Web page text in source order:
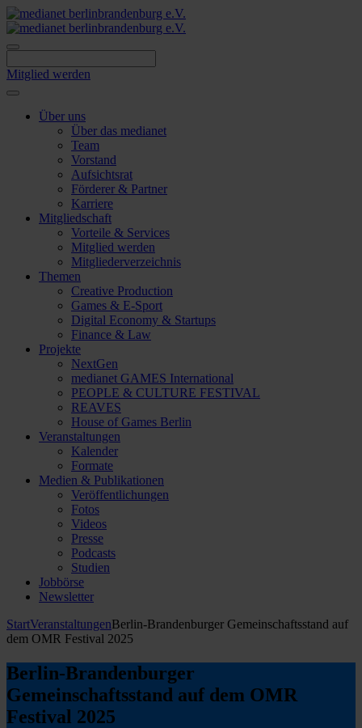
Skip
to
content
Mitglied werden
Über uns
Über das medianet
Team
Vorstand
Aufsichtsrat
Förderer & Partner
Karriere
Mitgliedschaft
Vorteile & Services
Mitglied werden
Mitgliederverzeichnis
Themen
Creative Production
Games & E-Sport
Digital Economy & Startups
Finance & Law
Projekte
NextGen
medianet GAMES International
PEOPLE & CULTURE FESTIVAL
REAVES
House of Games Berlin
Veranstaltungen
Kalender
Formate
Medien & Publikationen
Veröffentlichungen
Fotos
Videos
Presse
Podcasts
Studien
Jobbörse
Newsletter
StartVeranstaltungenBerlin-Brandenburger Gemeinschaftsstand auf
dem OMR Festival 2025
Berlin-Brandenburger
Gemeinschaftsstand auf dem OMR
Festival 2025